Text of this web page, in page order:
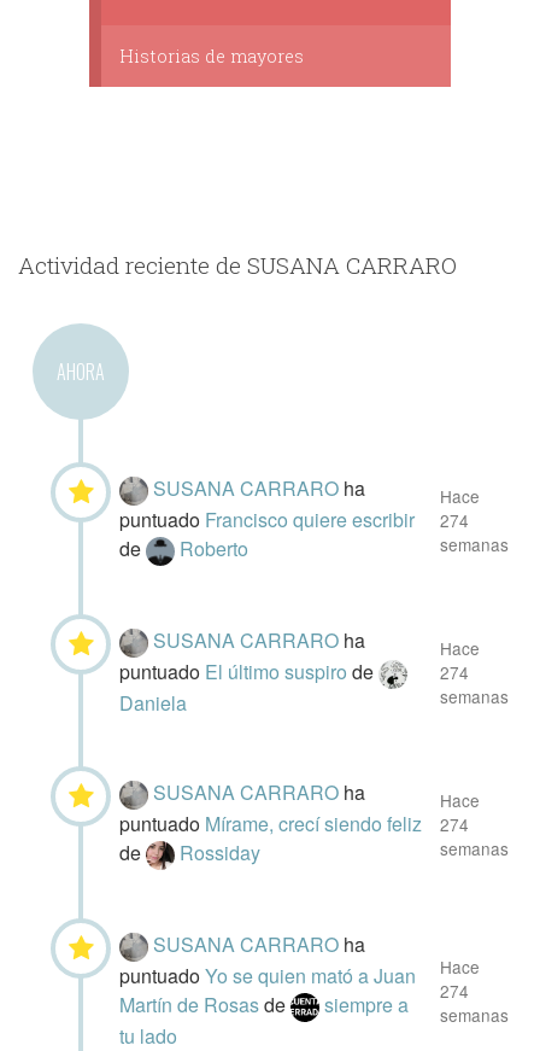
Historias de mayores
Actividad reciente de SUSANA CARRARO
AHORA
SUSANA CARRARO ha
puntuado Francisco quiere escribir
de
Roberto
Hace
274
semanas
SUSANA CARRARO ha
puntuado El último suspirode
Daniela
Hace
274
semanas
SUSANA CARRARO ha
puntuado Mírame, crecí siendo feliz
de
Rossiday
Hace
274
semanas
SUSANA CARRARO ha
puntuadoYo se quien mató a Juan
Martín de Rosasde
siempre a
tu lado
Hace
274
semanas